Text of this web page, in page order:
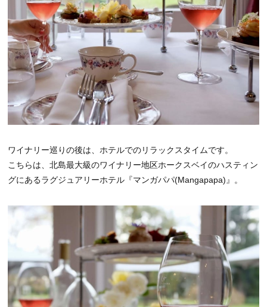
ワイナリー巡りの後は、ホテルでのリラックスタイムです。
こちらは、北島最大級のワイナリー地区ホークスベイのハスティン
グにあるラグジュアリーホテル『マンガパパ(Mangapapa)』。